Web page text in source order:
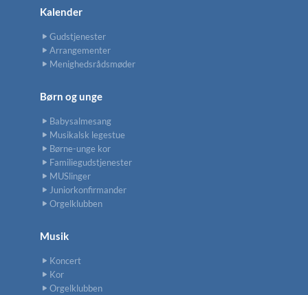
Kalender
Gudstjenester
Arrangementer
Menighedsrådsmøder
Børn og unge
Babysalmesang
Musikalsk legestue
Børne-unge kor
Familiegudstjenester
MUSlinger
Juniorkonfirmander
Orgelklubben
Musik
Koncert
Kor
Orgelklubben